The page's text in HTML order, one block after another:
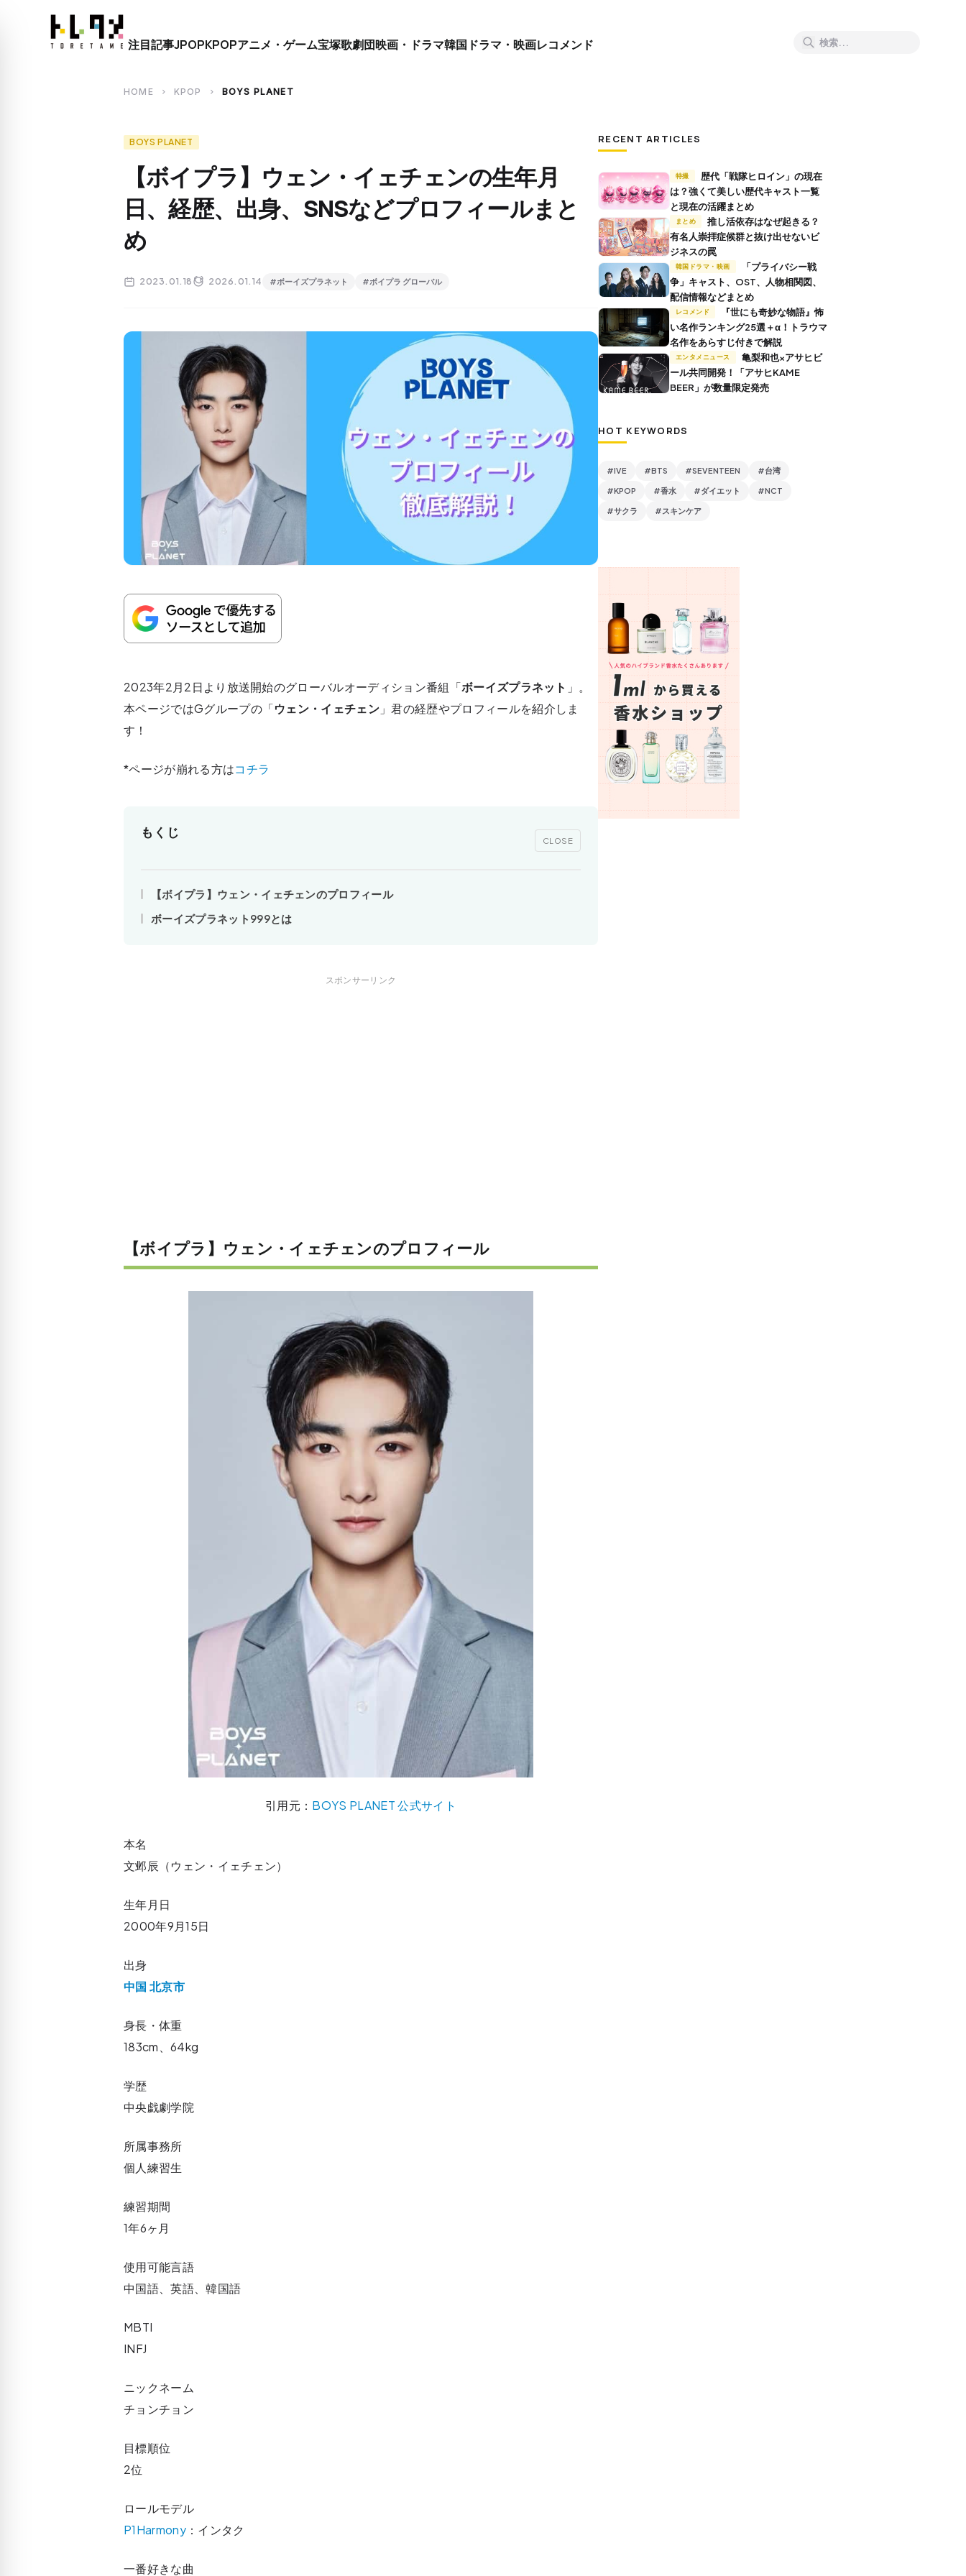
close
注目記事JPOPKPOPアニメ・ゲーム宝塚歌劇団映画・ドラマ韓国ドラマ・映画レコメンド
HOME chevron_right KPOP chevron_right BOYS PLANET
BOYS PLANET
【ボイプラ】ウェン・イェチェンの生年月
日、経歴、出身、SNSなどプロフィールまと
め
2023.01.18 2026.01.14 #ボーイズプラネット #ボイプラ グローバル
2023年2月2日より放送開始のグローバルオーディション番組「ボーイズプラネット 」。
本ページではGグループの「ウェン・イェチェン 」君の経歴やプロフィールを紹介しま
す！
*ページが崩れる方はコチラ
もくじ
CLOSE
【ボイプラ】ウェン・イェチェンのプロフィール
ボーイズプラネット999とは
スポンサーリンク
【ボイプラ】ウェン・イェチェンのプロフィール
引用元： BOYS PLANET 公式サイト
本名
文邺辰（ウェン・イェチェン）
生年月日
2000年9月15日
出身
中国 北京市
身長・体重
183cm、64kg
学歴
中央戯劇学院
所属事務所
個人練習生
練習期間
1年6ヶ月
使用可能言語
中国語、英語、韓国語
MBTI
INFJ
ニックネーム
チョンチョン
目標順位
2位
ロールモデル
P1Harmony：インタク
一番好きな曲
RECENT ARTICLES
特撮
は？強くて美しい歴代キャスト一覧
と現在の活躍まとめ
まとめ
推し活依存はなぜ起きる？
有名人崇拝症候群と抜け出せないビ
ジネスの罠
韓国ドラマ・映画
争」キャスト、OST、人物相関図、
配信情報などまとめ
レコメンド
い名作ランキング25選＋α！トラウマ
名作をあらすじ付きで解説
エンタメニュース
ール共同開発！「アサヒKAME
BEER」が数量限定発売
HOT KEYWORDS
#IVE #BTS #SEVENTEEN #台湾
#KPOP #香水 #ダイエット #NCT
#サクラ #スキンケア